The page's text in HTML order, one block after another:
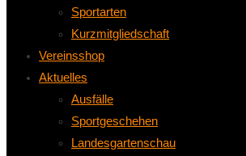
Sportarten
Kurzmitgliedschaft
Vereinsshop
Aktuelles
Ausfälle
Sportgeschehen
Landesgartenschau